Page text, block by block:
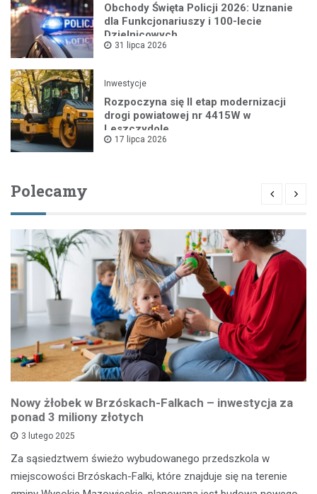
Obchody Święta Policji 2026: Uznanie
dla Funkcjonariuszy i 100-lecie
Dzielnicowych
31 lipca 2026
Inwestycje
Rozpoczyna się II etap modernizacji
drogi powiatowej nr 4415W w
Leszczydole
17 lipca 2026
Polecamy
Nowy żłobek w Brzóskach-Falkach – inwestycja za
ponad 3 miliony złotych
3 lutego 2025
Za sąsiedztwem świeżo wybudowanego przedszkola w
miejscowości Brzóskach-Falki, które znajduje się na terenie